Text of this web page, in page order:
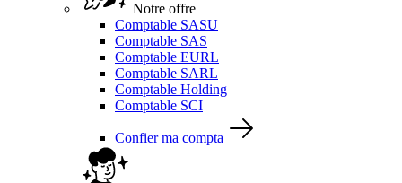
Notre offre
Comptable SASU
Comptable SAS
Comptable EURL
Comptable SARL
Comptable Holding
Comptable SCI
Confier ma compta